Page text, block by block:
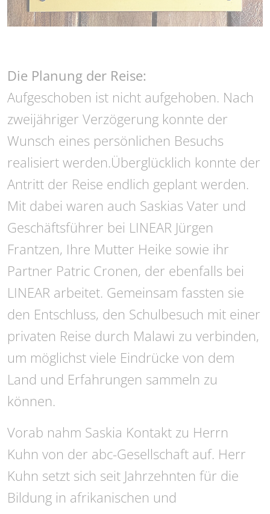
Die Planung der Reise:
Aufgeschoben ist nicht aufgehoben. Nach
zweijähriger Verzögerung konnte der
Wunsch eines persönlichen Besuchs
realisiert werden.Überglücklich konnte der
Antritt der Reise endlich geplant werden.
Mit dabei waren auch Saskias Vater und
Geschäftsführer bei LINEAR Jürgen
Frantzen, Ihre Mutter Heike sowie ihr
Partner Patric Cronen, der ebenfalls bei
LINEAR arbeitet. Gemeinsam fassten sie
den Entschluss, den Schulbesuch mit einer
privaten Reise durch Malawi zu verbinden,
um möglichst viele Eindrücke von dem
Land und Erfahrungen sammeln zu
können.
Vorab nahm Saskia Kontakt zu Herrn
Kuhn von der abc-Gesellschaft auf. Herr
Kuhn setzt sich seit Jahrzehnten für die
Bildung in afrikanischen und